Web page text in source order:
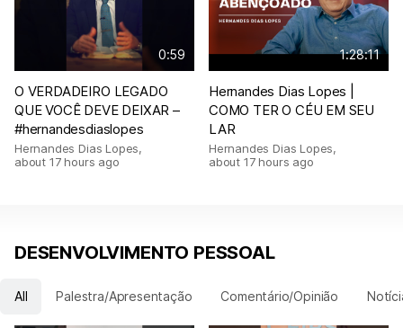
0:59
O VERDADEIRO LEGADO
QUE VOCÊ DEVE DEIXAR –
#hernandesdiaslopes
Hernandes Dias Lopes,
about 17 hours ago
1:28:11
Hernandes Dias Lopes |
COMO TER O CÉU EM SEU
LAR
Hernandes Dias Lopes,
about 17 hours ago
DESENVOLVIMENTO PESSOAL
All Palestra/Apresentação Comentário/Opinião